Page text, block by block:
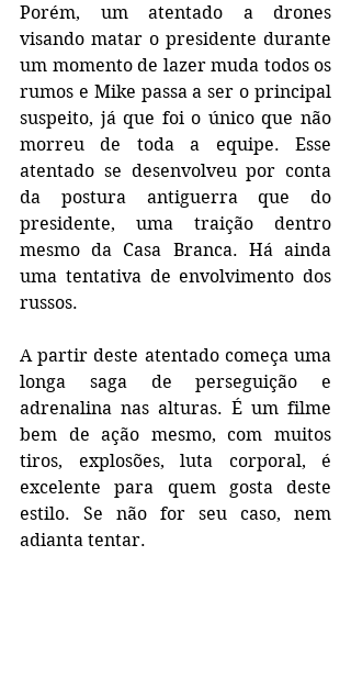
Porém, um atentado a drones
visando matar o presidente durante
um momento de lazer muda todos os
rumos e Mike passa a ser o principal
suspeito, já que foi o único que não
morreu de toda a equipe. Esse
atentado se desenvolveu por conta
da postura antiguerra que do
presidente, uma traição dentro
mesmo da Casa Branca. Há ainda
uma tentativa de envolvimento dos
russos.
A partir deste atentado começa uma
longa saga de perseguição e
adrenalina nas alturas. É um filme
bem de ação mesmo, com muitos
tiros, explosões, luta corporal, é
excelente para quem gosta deste
estilo. Se não for seu caso, nem
adianta tentar.